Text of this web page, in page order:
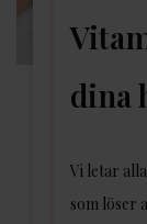
dina
Vi letar
som löser